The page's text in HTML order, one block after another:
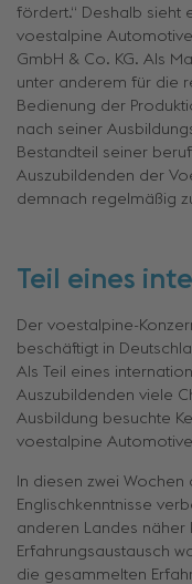
fördert.“ Deshalb sieht
voestalpine
GmbH & Co. KG. Als
unter anderem für die
Bedienung der
nach seiner
Bestandteil seiner
Auszubildenden der
demnach regelmäßig
Teil eines
Der voestalpine-
beschäftigt in
Als Teil eines
Auszubildenden viele
Ausbildung besuchte
voestalpine
In diesen zwei
Englischkenntnisse
anderen Landes näher
Erfahrungsaustausch
die gesammelten